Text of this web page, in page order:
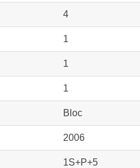
4
1
1
1
Bloc
2006
1S+P+5